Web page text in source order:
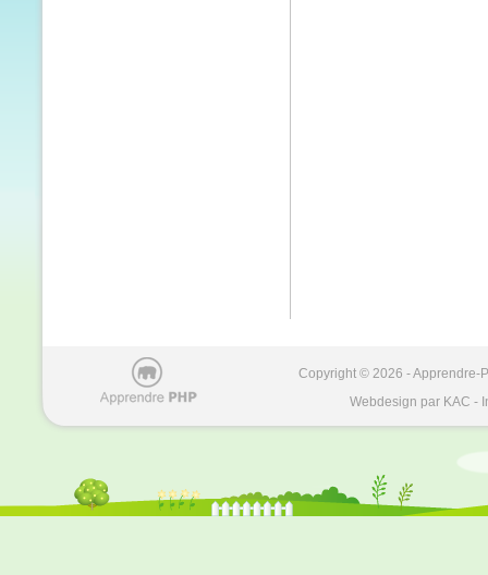
Copyright © 2026 - Apprendre-
Webdesign par KAC -